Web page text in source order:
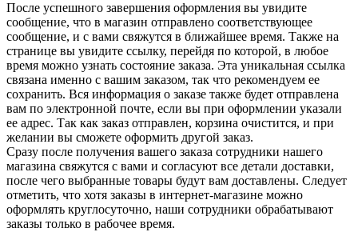
После успешного завершения оформления вы увидите
сообщение, что в магазин отправлено соответствующее
сообщение, и с вами свяжутся в ближайшее время. Также на
странице вы увидите ссылку, перейдя по которой, в любое
время можно узнать состояние заказа. Эта уникальная ссылка
связана именно с вашим заказом, так что рекомендуем ее
сохранить. Вся информация о заказе также будет отправлена
вам по электронной почте, если вы при оформлении указали
ее адрес. Так как заказ отправлен, корзина очистится, и при
желании вы сможете оформить другой заказ.
Сразу после получения вашего заказа сотрудники нашего
магазина свяжутся с вами и согласуют все детали доставки,
после чего выбранные товары будут вам доставлены. Следует
отметить, что хотя заказы в интернет-магазине можно
оформлять круглосуточно, наши сотрудники обрабатывают
заказы только в рабочее время.